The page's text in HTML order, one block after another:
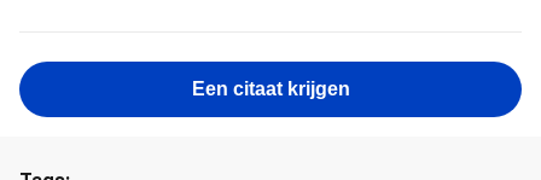
Een citaat krijgen